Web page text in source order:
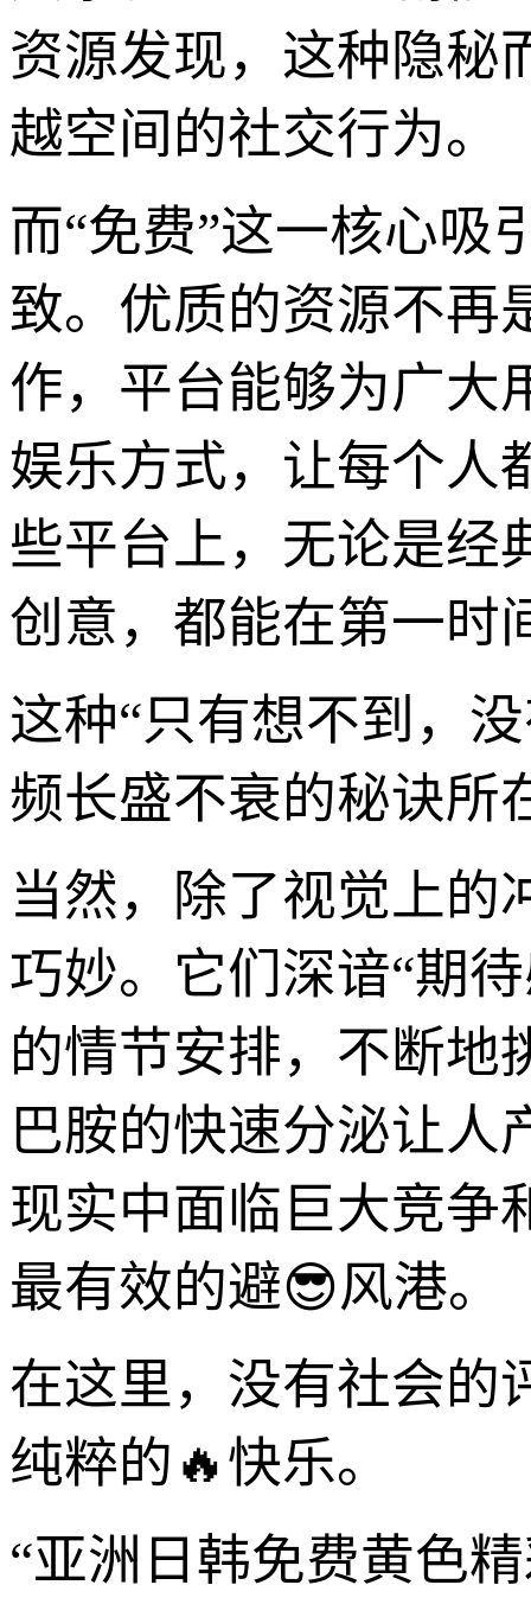
资源发现，这种隐秘
越空间的社交行为。
而“免费”这一核心吸
致。优质的资源不再
作，平台能够为广大
娱乐方式，让每个人
些平台上，无论是经
创意，都能在第一时
这种“只有想不到，
频长盛不衰的秘诀所
当然，除了视觉上的
巧妙。它们深谙“期
的情节安排，不断地
巴胺的快速分泌让人
现实中面临巨大竞争
最有效的避😎风港。
在这里，没有社会的
纯粹的🔥快乐。
“亚洲日韩免费黄色